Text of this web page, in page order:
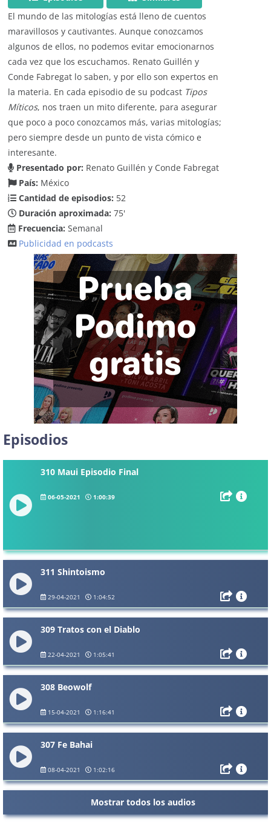
El mundo de las mitologías está lleno de cuentos
maravillosos y cautivantes. Aunque conozcamos
algunos de ellos, no podemos evitar emocionarnos
cada vez que los escuchamos. Renato Guillén y
Conde Fabregat lo saben, y por ello son expertos en
la materia. En cada episodio de su podcast Tipos
Míticos, nos traen un mito diferente, para asegurar
que poco a poco conozcamos más, varias mitologías;
pero siempre desde un punto de vista cómico e
interesante.
Presentado por: Renato Guillén y Conde Fabregat
País: México
Cantidad de episodios: 52
Duración aproximada: 75'
Frecuencia: Semanal
Publicidad en podcasts
Episodios
310 Maui Episodio Final
06-05-2021 1:00:39
311 Shintoismo
29-04-2021 1:04:52
309 Tratos con el Diablo
22-04-2021 1:05:41
308 Beowolf
15-04-2021 1:16:41
307 Fe Bahai
08-04-2021 1:02:16
Mostrar todos los audios